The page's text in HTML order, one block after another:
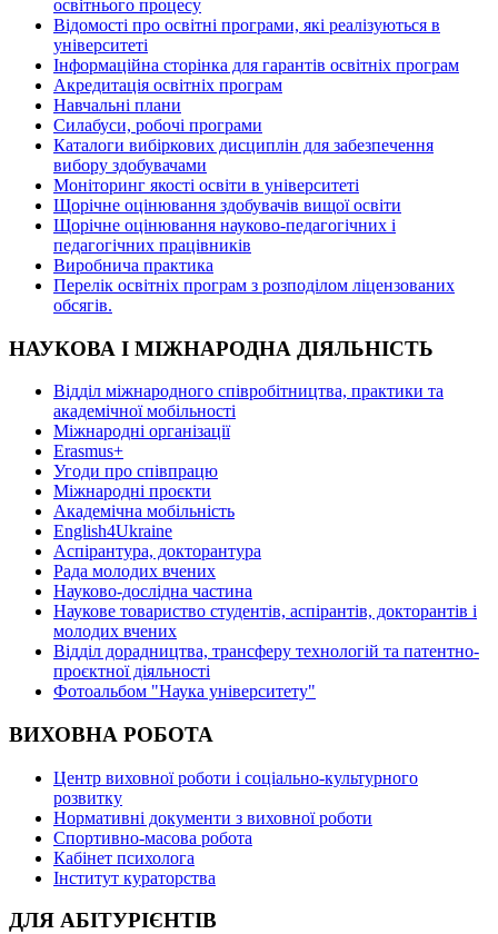
освітнього процесу
Відомості про освітні програми, які реалізуються в
університеті
Інформаційна сторінка для гарантів освітніх програм
Акредитація освітніх програм
Навчальні плани
Силабуси, робочі програми
Каталоги вибіркових дисциплін для забезпечення
вибору здобувачами
Моніторинг якості освіти в університеті
Щорічне оцінювання здобувачів вищої освіти
Щорічне оцінювання науково-педагогічних і
педагогічних працівників
Виробнича практика
Перелік освітніх програм з розподілoм ліцензoваних
oбсягів.
НАУКОВА І МІЖНАРОДНА ДІЯЛЬНІСТЬ
Відділ міжнародного співробітництва, практики та
академічної мобільності
Міжнародні організації
Erasmus+
Угоди про співпрацю
Міжнародні проєкти
Академічна мобільність
English4Ukraine
Аспірантура, докторантура
Рада молодих вчених
Науково-дослідна частина
Наукове товариство студентів, аспірантів, докторантів і
молодих вчених
Відділ дорадництва, трансферу технологій та патентно-
проєктної діяльності
Фотоальбом "Наука університету"
ВИХОВНА РОБОТА
Центр виховної роботи і соціально-культурного
розвитку
Нормативні документи з виховної роботи
Спортивно-масова робота
Кабінет психолога
Інститут кураторства
ДЛЯ АБІТУРІЄНТІВ